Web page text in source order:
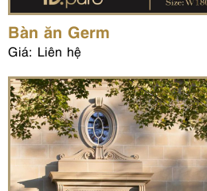
Bàn ăn Germ
Giá: Liên hệ